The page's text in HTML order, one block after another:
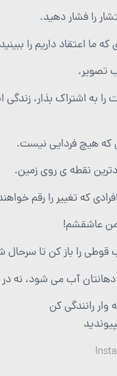
را به اشتراک بذار، زندگی